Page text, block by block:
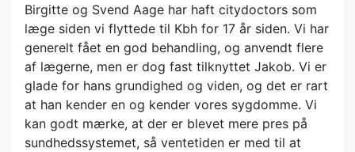
Birgitte og Svend Aage har haft citydoctors som
læge siden vi flyttede til Kbh for 17 år siden. Vi har
generelt fået en god behandling, og anvendt flere
af lægerne, men er dog fast tilknyttet Jakob. Vi er
glade for hans grundighed og viden, og det er rart
at han kender en og kender vores sygdomme. Vi
kan godt mærke, at der er blevet mere pres på
sundhedssystemet, så ventetiden er med til at